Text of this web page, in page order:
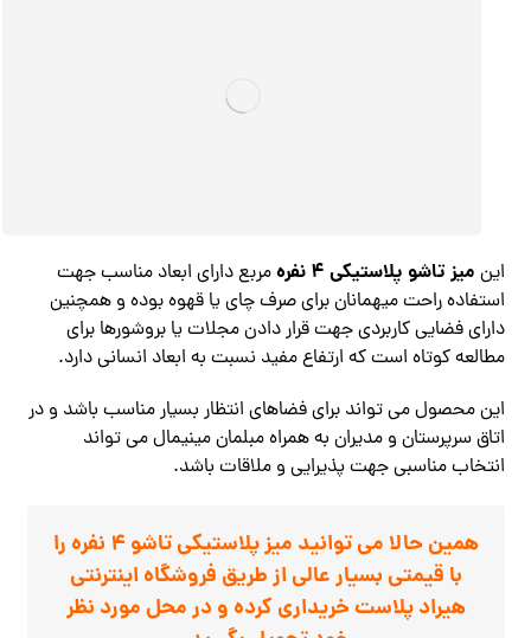
این میز تاشو پلاستیکی 4 نفره
مربع دارای ابعاد مناسب جهت
استفاده راحت میهمانان برای صرف چای یا قهوه بوده و همچنین
دارای فضایی کاربردی جهت قرار دادن مجلات یا بروشورها برای
مطالعه کوتاه است که ارتفاع مفید نسبت به ابعاد انسانی دارد.
این محصول می تواند برای فضاهای انتظار بسیار مناسب باشد و در
اتاق سرپرستان و مدیران به همراه مبلمان مینیمال می تواند
انتخاب مناسبی جهت پذیرایی و ملاقات باشد.
همین حالا می توانید میز پلاستیکی تاشو 4 نفره را
با قیمتی بسیار عالی از طریق فروشگاه اینترنتی
هیراد پلاست خریداری کرده و در محل مورد نظر